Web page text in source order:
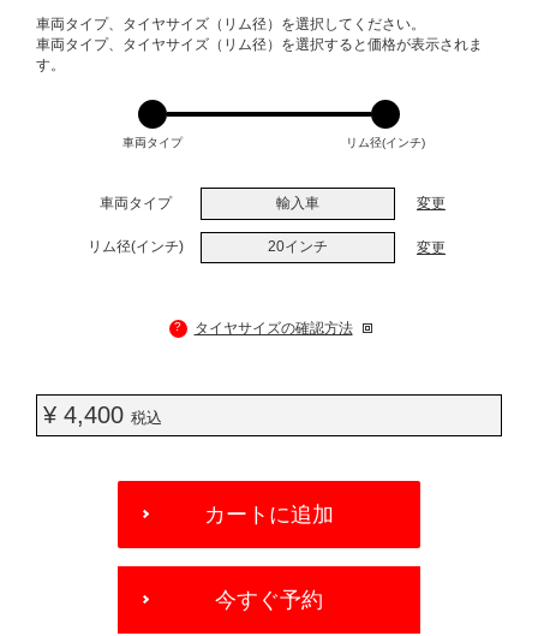
VARIATIONS
車両タイプ、タイヤサイズ（リム径）を選択してください。
車両タイプ、タイヤサイズ（リム径）を選択すると価格が表示されま
す。
車両タイプ リム径(インチ)
車両タイプ 輸入車 変更
リム径(インチ) 20インチ 変更
? タイヤサイズの確認方法
¥ 4,400 税込
OPTIONS
カートに追加
今すぐ予約